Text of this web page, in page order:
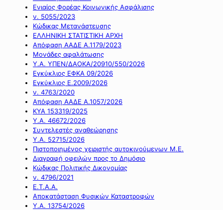
Ενιαίος Φορέας Κοινωνικής Ασφάλισης
ν. 5055/2023
Κώδικας Μετανάστευσης
ΕΛΛΗΝΙΚΗ ΣΤΑΤΙΣΤΙΚΗ ΑΡΧΗ
Απόφαση ΑΑΔΕ Α.1179/2023
Μονάδες αφαλάτωσης
Υ.Α. ΥΠΕΝ/ΔΑΟΚΑ/20910/550/2026
Εγκύκλιος ΕΦΚΑ 09/2026
Εγκύκλιος Ε.2009/2026
ν. 4763/2020
Απόφαση ΑΑΔΕ Α.1057/2026
ΚΥΑ 153319/2025
Υ.Α. 46672/2026
Συντελεστές αναθεώρησης
Υ.Α. 52715/2026
Πιστοποιημένος χειριστής αυτοκινούμενων Μ.Ε.
Διαγραφή οφειλών προς το Δημόσιο
Κώδικας Πολιτικής Δικονομίας
ν. 4796/2021
Ε.Τ.Α.Α.
Αποκατάσταση Φυσικών Καταστροφών
Υ.Α. 13754/2026